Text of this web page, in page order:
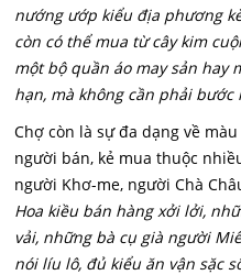
nướng ướp kiểu địa phương
còn có thể mua từ cây kim
một bộ quần áo may sản hay
hạn, mà không cần phải bước
Chợ còn là sự đa dạng về
người bán, kẻ mua thuộc
người Khơ-me, người Chà
Hoa kiều bán hàng xởi lởi,
vải, những bà cụ già người
nói líu lô, đủ kiểu ăn vận sặc